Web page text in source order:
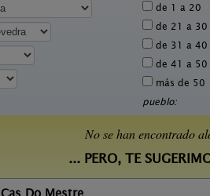
de 1 a 20
de 21 a 30
de 31 a 40
de 41 a 50
más de 50
pueblo:
No se han encontrado
... PERO, TE
Cas Do Mestre